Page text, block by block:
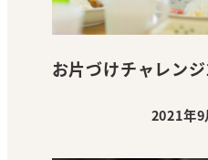
お片づけチャレン
投稿日
2021年9